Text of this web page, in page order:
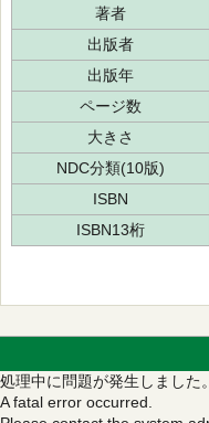
著者
出版者
出版年
ページ数
大きさ
NDC分類(10版)
ISBN
ISBN13桁
処理中に問題が発生しました
A fatal error occurred.